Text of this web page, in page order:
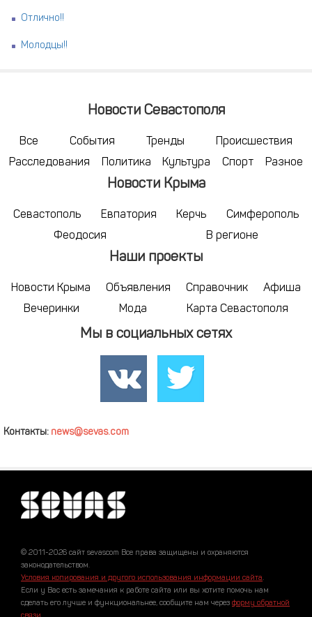
Отлично!!
Молодцы!!
Новости Севастополя
Все События Тренды
Происшествия
Расследования
Политика Культура Спорт Разное
Новости Крыма
Севастополь Евпатория Керчь
Симферополь
Феодосия
В регионе
Наши проекты
Новости Крыма Объявления Справочник
Афиша
Вечеринки
Мода Карта Севастополя
Мы в социальных сетях
Контакты: news@sevas.com
© 2011-2026 сайт sevascom Все права защищены и охраняются
законодательством.
Условия копирования и другого использования информации сайта.
Если у Вас есть замечания к работе сайта или вы хотите помочь нам
сделать его лучше и функциональнее, сообщите нам через форму обратной